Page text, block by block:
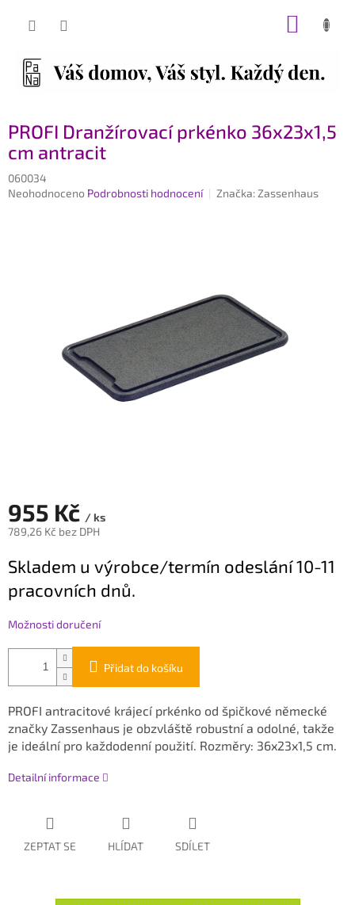
PROFI Dranžírovací prkénko 36x23x1,5
cm antracit
060034
Průměrné
Neohodnoceno Podrobnosti hodnocení Značka:Zassenhaus
955 Kč / ks
789,26 Kč bez DPH
cena:
Skladem u výrobce/termín odeslání 10-11
pracovních dnů.
Možnosti doručení
Přidat do košíku
PROFI antracitové krájecí prkénko od špičkové německé
značky Zassenhaus je obzvláště robustní a odolné, takže
je ideální pro každodenní použití. Rozměry: 36x23x1,5 cm.
Detailní informace
ZEPTAT SE HLÍDAT SDÍLET